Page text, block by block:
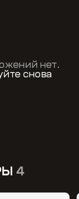
нет.
снова
4